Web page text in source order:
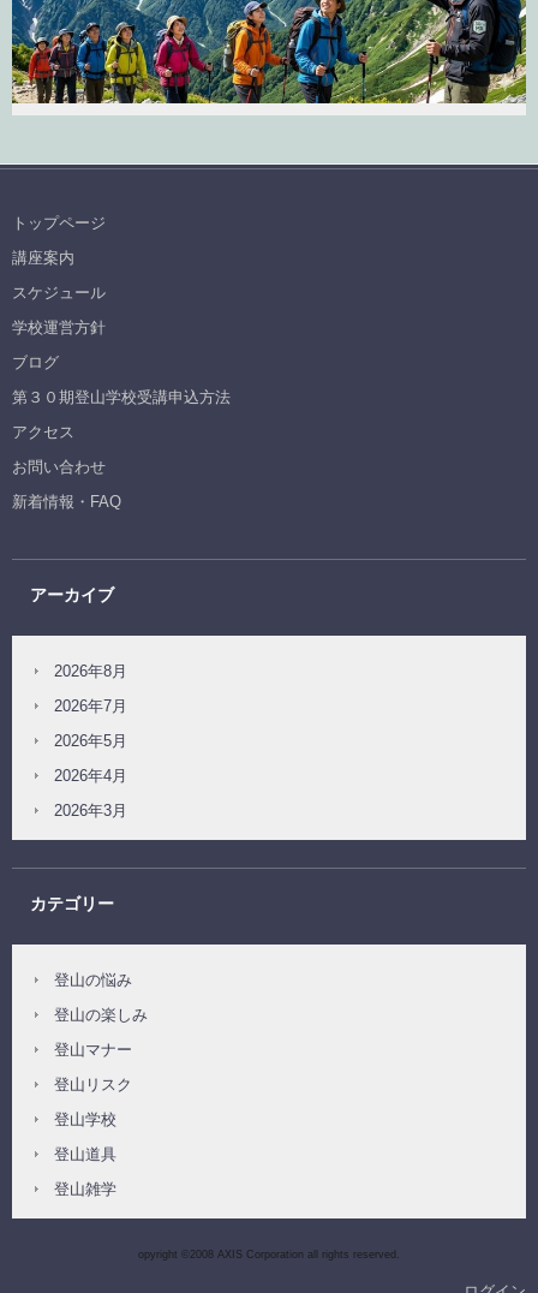
トップページ
講座案内
スケジュール
学校運営方針
ブログ
第３０期登山学校受講申込方法
アクセス
お問い合わせ
新着情報・FAQ
アーカイブ
2026年8月
2026年7月
2026年5月
2026年4月
2026年3月
カテゴリー
登山の悩み
登山の楽しみ
登山マナー
登山リスク
登山学校
登山道具
登山雑学
opyright ©2008 AXIS Corporation all rights reserved.